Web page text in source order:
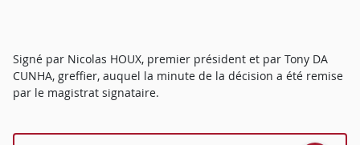
Signé par Nicolas HOUX, premier président et par Tony DA
CUNHA, greffier, auquel la minute de la décision a été remise
par le magistrat signataire.